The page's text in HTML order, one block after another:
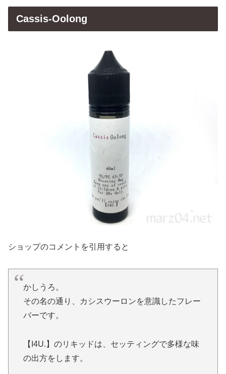
Cassis-Oolong
ショップのコメントを引用すると
かしうろ。
その名の通り、カシスウーロンを意識したフレー
バーです。
【I4U.】のリキッドは、セッティングで多様な味
の出方をします。